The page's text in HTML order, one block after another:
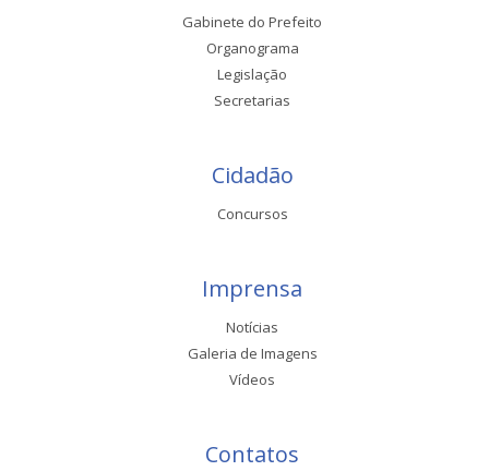
Gabinete do Prefeito
Organograma
Legislação
Secretarias
Cidadão
Concursos
Imprensa
Notícias
Galeria de Imagens
Vídeos
Contatos